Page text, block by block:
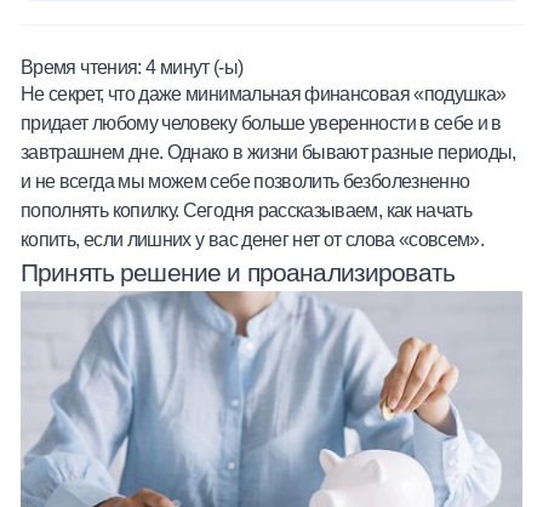
Халва
Онлайн-обменник
Премиальный сервис Prime Line
Мобильный банк MOBY
Потребительский кредит
Карта КАКТУС
Продукты для Бизнеса
Время чтения:4 минут (-ы)
Не секрет, что даже минимальная финансовая «подушка»
придает любому человеку больше уверенности в себе и в
завтрашнем дне. Однако в жизни бывают разные периоды,
и не всегда мы можем себе позволить безболезненно
пополнять копилку. Сегодня рассказываем, как начать
копить, если лишних у вас денег нет от слова «совсем».
Принять решение и проанализировать